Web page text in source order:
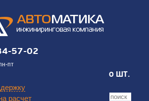
57-02
пт
расчет
0 ШТ.